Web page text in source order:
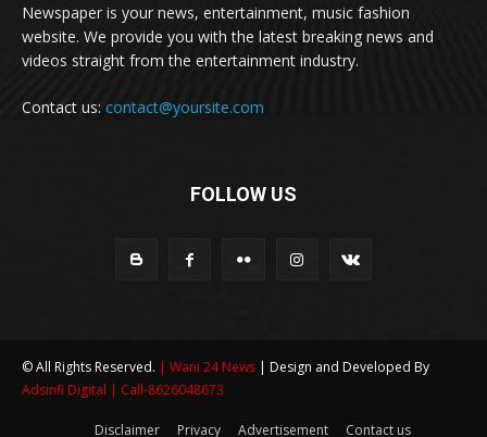
Newspaper is your news, entertainment, music fashion
website. We provide you with the latest breaking news and
videos straight from the entertainment industry.
Contact us: contact@yoursite.com
FOLLOW US
© All Rights Reserved. | Wani 24 News | Design and Developed By
Adsinfi Digital | Call-8626048673
Disclaimer Privacy Advertisement Contact us